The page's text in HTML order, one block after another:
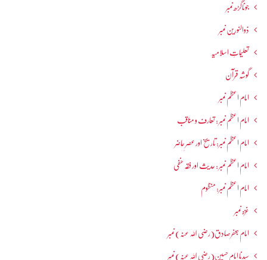
جوناگڑھ نمبر
ذوالنورین نمبر
تعلیماتِ اسلامیہ
گوشہ قرآن
امام اعظم نمبر
امام اعظم نمبر : تعارف و مناقب
امام اعظم نمبر: تاریخ اور عصرِ حاضر
امام اعظم نمبر : حدیث اور فقہ حنفی
امام اعظم نمبر: منظوم
غزہ نمبر
امام جعفرصادق(رضی اللہ عنہ) نمبر
سیدنا امام حسین(رضی اللہ عنہ) نمبر